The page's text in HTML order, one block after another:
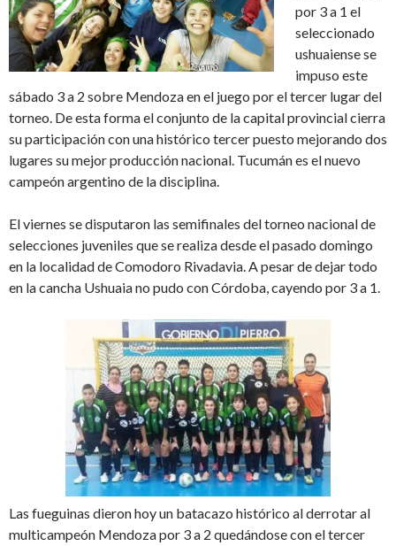
por 3 a 1 el
seleccionado
ushuaiense se
impuso este
sábado 3 a 2 sobre Mendoza en el juego por el tercer lugar del
torneo. De esta forma el conjunto de la capital provincial cierra
su participación con una histórico tercer puesto mejorando dos
lugares su mejor producción nacional. Tucumán es el nuevo
campeón argentino de la disciplina.
El viernes se disputaron las semifinales del torneo nacional de
selecciones juveniles que se realiza desde el pasado domingo
en la localidad de Comodoro Rivadavia. A pesar de dejar todo
en la cancha Ushuaia no pudo con Córdoba, cayendo por 3 a 1.
Las fueguinas dieron hoy un batacazo histórico al derrotar al
multicampeón Mendoza por 3 a 2 quedándose con el tercer